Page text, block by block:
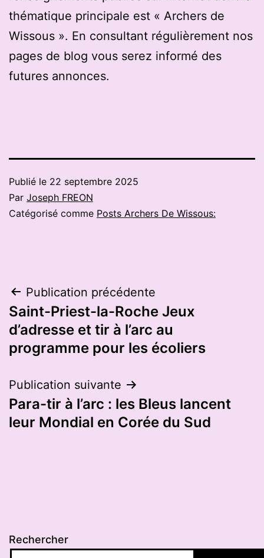
thématique principale est « Archers de
Wissous ». En consultant régulièrement nos
pages de blog vous serez informé des
futures annonces.
Publié le 22 septembre 2025
Par Joseph FREON
Catégorisé comme Posts Archers De Wissous:
Navigation
de
l’article
Publication précédente
Saint-Priest-la-Roche Jeux
d’adresse et tir à l’arc au
programme pour les écoliers
Publication suivante
Para-tir à l’arc : les Bleus lancent
leur Mondial en Corée du Sud
Rechercher